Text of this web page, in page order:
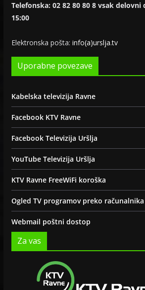
Telefonska: 02 82 80 80 8 vsak delovni
15:00
Elektronska pošta: info(a)urslja.tv
Uporabne povezave
Kabelska televizija Ravne
Facebook KTV Ravne
Facebook Televizija Uršlja
YouTube Televizija Uršlja
KTV Ravne FreeWiFi koroška
Ogled TV programov preko
Webmail poštni dostop
Za vas